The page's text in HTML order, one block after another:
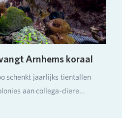
Arnhems koraal
schenkt jaarlijks tientallen
aan collega-diere…